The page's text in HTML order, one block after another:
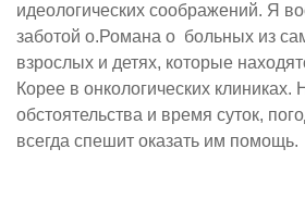
идеологических соображений. Я
заботой о.Романа о больных из
взрослых и детях, которые
Корее в онкологических клиниках.
обстоятельства и время суток,
всегда спешит оказать им помощь.